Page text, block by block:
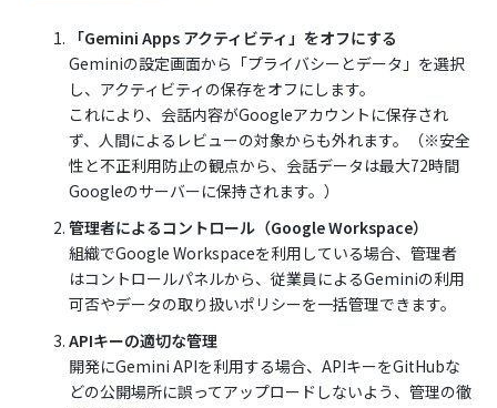
「Gemini Apps アクティビティ」をオフにする
Geminiの設定画面から「プライバシーとデータ」を選択
し、アクティビティの保存をオフにします。
これにより、会話内容がGoogleアカウントに保存され
ず、人間によるレビューの対象からも外れます。（※安全
性と不正利用防止の観点から、会話データは最大72時間
Googleのサーバーに保持されます。）
管理者によるコントロール（Google Workspace）
組織でGoogle Workspaceを利用している場合、管理者
はコントロールパネルから、従業員によるGeminiの利用
可否やデータの取り扱いポリシーを一括管理できます。
APIキーの適切な管理
開発にGemini APIを利用する場合、APIキーをGitHubな
どの公開場所に誤ってアップロードしないよう、管理の徹